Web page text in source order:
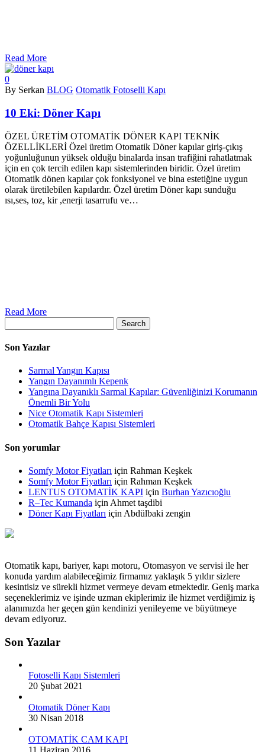
Read More
0
By Serkan BLOG Otomatik Fotoselli Kapı
10 Eki: Döner Kapı
ÖZEL ÜRETİM OTOMATİK DÖNER KAPI TEKNİK
ÖZELLİKLERİ Özel üretim Otomatik Döner kapılar giriş-çıkış
yoğunluğunun yüksek olduğu binalarda insan trafiğini rahatlatmak
için en çok tercih edilen kapı sistemlerinden biridir. Özel üretim
Otomatik dönen kapılar çok fonksiyonel ve bina estetiğine uygun
olarak üretilebilen kapılardır. Özel üretim Döner kapı sunduğu
ısı,ses, toz, kir ,enerji tasarrufu ve…
Read More
Search
Son Yazılar
Sarmal Yangın Kapısı
Yangın Dayanımlı Kepenk
Yangına Dayanıklı Sarmal Kapılar: Güvenliğinizi Korumanın
Önemli Bir Yolu
Nice Otomatik Kapı Sistemleri
Otomatik Bahçe Kapısı Sistemleri
Son yorumlar
Somfy Motor Fiyatları için Rahman Keşkek
Somfy Motor Fiyatları için Rahman Keşkek
LENTUS OTOMATİK KAPI için Burhan Yazıcıoğlu
R–Tec Kumanda için Ahmet taşdibi
Döner Kapı Fiyatları için Abdülbaki zengin
Otomatik kapı, bariyer, kapı motoru, Otomasyon ve servisi ile her
konuda yardım alabileceğimiz firmamız yaklaşık 5 yıldır sizlere
kesintisiz ve sürekli hizmet vermeye devam etmektedir. Geniş marka
seçeneklerimiz ve işinde uzman ekiplerimiz ile hizmet verdiğimiz iş
alanımızda her geçen gün kendinizi yenileyeme ve büyütmeye
devam ediyoruz.
Son Yazılar
Fotoselli Kapı Sistemleri
20 Şubat 2021
Otomatik Döner Kapı
30 Nisan 2018
OTOMATİK CAM KAPI